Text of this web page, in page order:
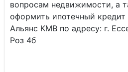
вопросам недвижимости, а
оформить ипотечный
Альянс КМВ по адресу: г.
Роз 4б